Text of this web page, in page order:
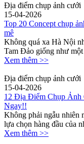
Địa điểm chụp ảnh cưới
15-04-2026
Top 20 Concept chụp
mê
Không quá xa Hà Nội
Tam Đảo giống như
Xem thêm >>
Địa điểm chụp ảnh cưới
15-04-2026
12 Địa Điểm Chụp Ảnh
Ngay!!
Không phải ngẫu nhiên
lựa chọn hàng đầu của
Xem thêm >>